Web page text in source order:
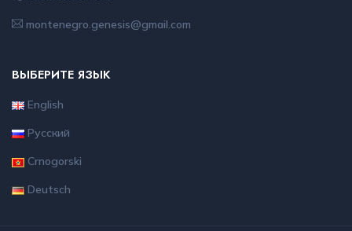
montenegro.genesis@gmail.com
ВЫБЕРИТЕ ЯЗЫК
English
Русский
Crnogorski
Deutsch